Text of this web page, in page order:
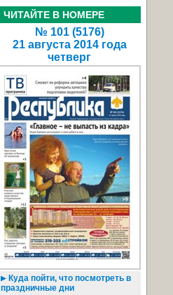
ЧИТАЙТЕ В НОМЕРЕ
№ 101 (5176)
21 августа 2014 года
четверг
Куда пойти, что посмотреть в
праздничные дни